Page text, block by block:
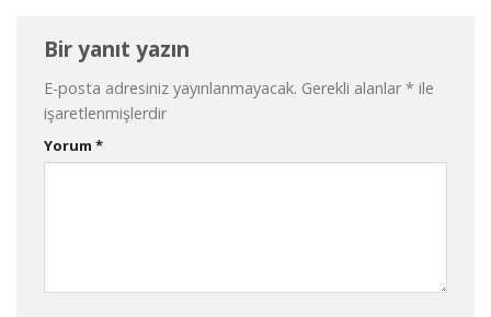
Bir yanıt yazın
E-posta adresiniz yayınlanmayacak. Gerekli alanlar* ile
işaretlenmişlerdir
Yorum *